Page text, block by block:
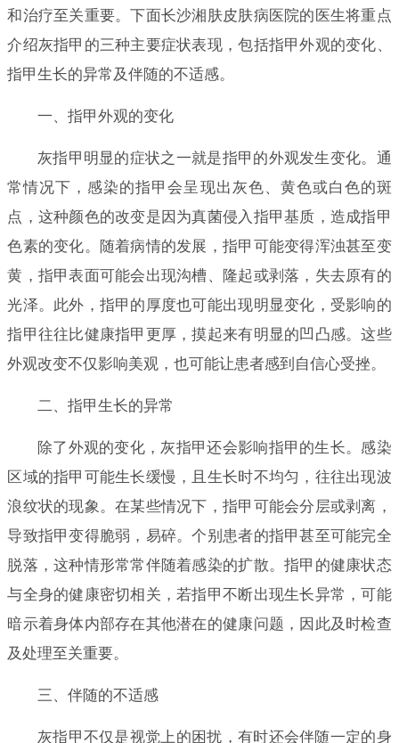
和治疗至关重要。下面长沙湘肤皮肤病医院的医生将重点
介绍灰指甲的三种主要症状表现，包括指甲外观的变化、
指甲生长的异常及伴随的不适感。
一、指甲外观的变化
灰指甲明显的症状之一就是指甲的外观发生变化。通
常情况下，感染的指甲会呈现出灰色、黄色或白色的斑
点，这种颜色的改变是因为真菌侵入指甲基质，造成指甲
色素的变化。随着病情的发展，指甲可能变得浑浊甚至变
黄，指甲表面可能会出现沟槽、隆起或剥落，失去原有的
光泽。此外，指甲的厚度也可能出现明显变化，受影响的
指甲往往比健康指甲更厚，摸起来有明显的凹凸感。这些
外观改变不仅影响美观，也可能让患者感到自信心受挫。
二、指甲生长的异常
除了外观的变化，灰指甲还会影响指甲的生长。感染
区域的指甲可能生长缓慢，且生长时不均匀，往往出现波
浪纹状的现象。在某些情况下，指甲可能会分层或剥离，
导致指甲变得脆弱，易碎。个别患者的指甲甚至可能完全
脱落，这种情形常常伴随着感染的扩散。指甲的健康状态
与全身的健康密切相关，若指甲不断出现生长异常，可能
暗示着身体内部存在其他潜在的健康问题，因此及时检查
及处理至关重要。
三、伴随的不适感
灰指甲不仅是视觉上的困扰，有时还会伴随一定的身